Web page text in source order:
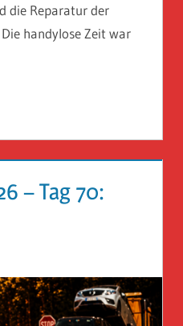
die Reparatur der
handylose Zeit war
– Tag 70: